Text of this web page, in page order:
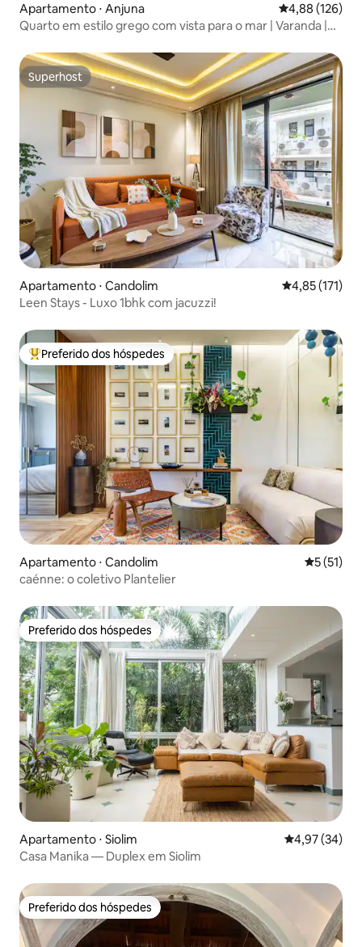
Apartamento ⋅ Anjuna 4,88 de uma
4,88 (126)
Quarto em estilo grego com vista para o mar | Varanda |
Superhost
Superhost
Apartamento ⋅ Candolim 4,85 de uma
4,85 (171)
Leen Stays - Luxo 1bhk com jacuzzi!
Entre os melhores preferidos dos hóspedes
Preferido dos hóspedes
Apartamento ⋅ Candolim 5 de uma
5 (51)
caénne: o coletivo Plantelier
Preferido dos hóspedes
Preferido dos hóspedes
Apartamento ⋅ Siolim 4,97 de uma
4,97 (34)
Casa Manika — Duplex em Siolim
Preferido dos hóspedes
Preferido dos hóspedes